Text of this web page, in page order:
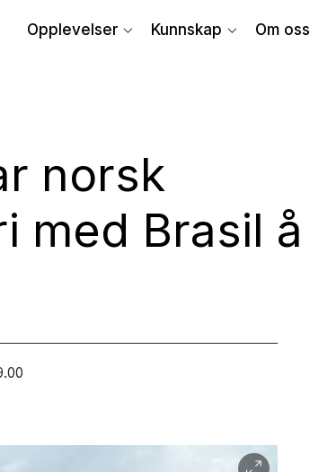
Opplevelser Kunnskap Om oss
norsk
med Brasil å